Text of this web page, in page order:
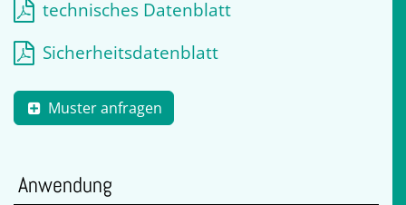
technisches Datenblatt
Sicherheitsdatenblatt
Muster anfragen
Anwendung